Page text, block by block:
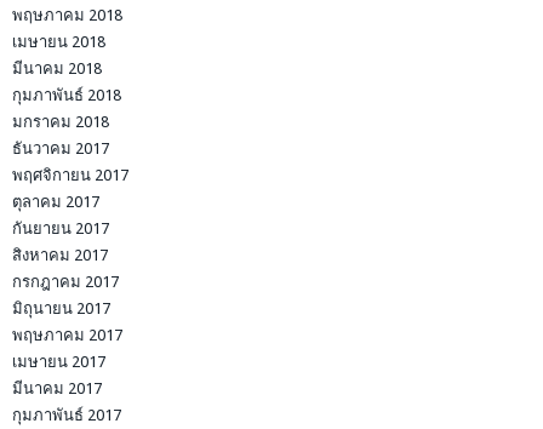
พฤษภาคม 2018
เมษายน 2018
มีนาคม 2018
กุมภาพันธ์ 2018
มกราคม 2018
ธันวาคม 2017
พฤศจิกายน 2017
ตุลาคม 2017
กันยายน 2017
สิงหาคม 2017
กรกฎาคม 2017
มิถุนายน 2017
พฤษภาคม 2017
เมษายน 2017
มีนาคม 2017
กุมภาพันธ์ 2017